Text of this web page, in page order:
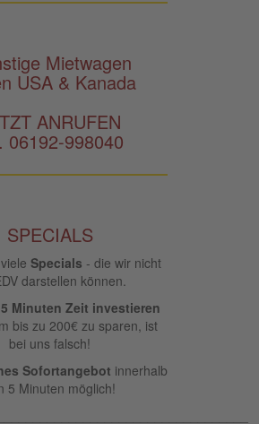
Mietwagen
USA & Kanada
ANRUFEN
06192-998040
SPECIALS
Specials - die wir nicht
darstellen können.
5 Minuten Zeit investieren
bis zu 200€ zu sparen, ist
bei uns falsch!
Sofortangebot innerhalb
5 Minuten möglich!